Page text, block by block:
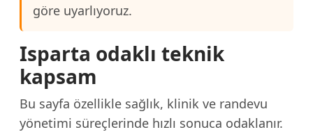
göre uyarlıyoruz.
Isparta odaklı teknik
kapsam
Bu sayfa özellikle sağlık, klinik ve randevu
yönetimi süreçlerinde hızlı sonuca odaklanır.